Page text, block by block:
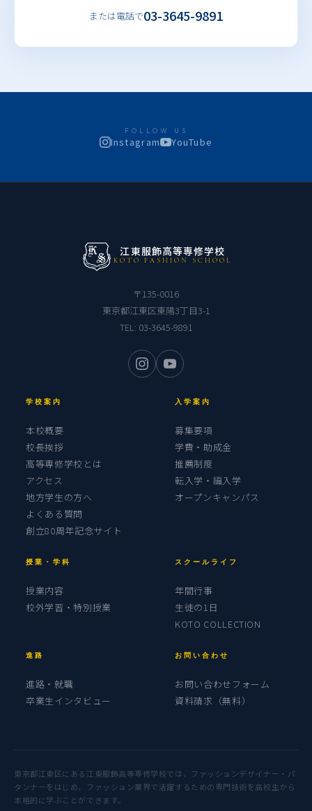
または電話で03-3645-9891
FOLLOW US
Instagram YouTube
江東服飾高等専修学校
KOTO FASHION SCHOOL
〒135-0016
東京都江東区東陽3丁目3-1
TEL: 03-3645-9891
学校案内
本校概要
校長挨拶
高等専修学校とは
アクセス
地方学生の方へ
よくある質問
創立80周年記念サイト
入学案内
募集要項
学費・助成金
推薦制度
転入学・編入学
オープンキャンパス
授業・学科
授業内容
校外学習・特別授業
スクールライフ
年間行事
生徒の1日
KOTO COLLECTION
進路
進路・就職
卒業生インタビュー
お問い合わせ
お問い合わせフォーム
資料請求（無料）
東京都江東区にある江東服飾高等専修学校では、ファッションデザイナー・パ
タンナーをはじめ、ファッション業界で活躍するための専門技術を高校生から
本格的に学ぶことができます。